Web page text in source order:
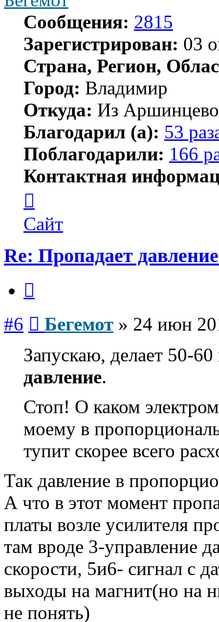
Сообщения: 2815
Зарегистрирован: 03
Страна, Регион,
Город: Владимир
Откуда: Из
Благодарил (а): 53
Поблагодарили: 166
Контактная
пользователя
Бегемот
Сайт
Re: Пропадает
#6 Бегемот » 24 июн
Запускаю, делает 50-
давление.
Стоп! О каком
моему в
тупит скорее всего
Так давление в
А что в этот момент
платы возле усилителя
там вроде 3-управление
скорости, 5и6- сигнал с
выходы на магнит(но на
не понять)